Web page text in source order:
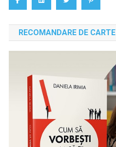
RECOMANDARE DE CARTE